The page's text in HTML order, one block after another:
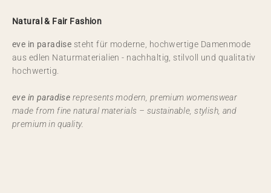
Natural & Fair Fashion
eve in paradise steht für moderne, hochwertige Damenmode
aus edlen Naturmaterialien - nachhaltig, stilvoll und qualitativ
hochwertig.
eve in paradise represents modern, premium womenswear
made from fine natural materials – sustainable, stylish, and
premium in quality.